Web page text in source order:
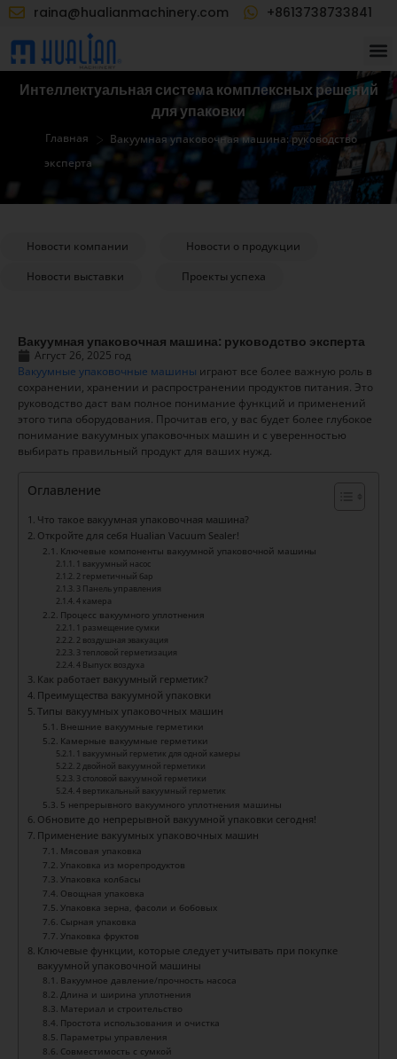
raina@hualianmachinery.com +8613738733841
Интеллектуальная система комплексных решений
для упаковки
Главная > Вакуумная упаковочная машина: руководство
эксперта
Новости компании
Новости о продукции
Новости выставки
Проекты успеха
Вакуумная упаковочная машина: руководство эксперта
Аггуст 26, 2025 год
Вакуумные упаковочные машины играют все более важную роль в
сохранении, хранении и распространении продуктов питания. Это
руководство даст вам полное понимание функций и применений
этого типа оборудования. Прочитав его, у вас будет более глубокое
понимание вакуумных упаковочных машин и с уверенностью
выбирать правильный продукт для ваших нужд.
Оглавление
Что такое вакуумная упаковочная машина?
Откройте для себя Hualian Vacuum Sealer!
Ключевые компоненты вакуумной упаковочной машины
1 вакуумный насос
2 герметичный бар
3 Панель управления
4 камера
Процесс вакуумного уплотнения
1 размещение сумки
2 воздушная эвакуация
3 тепловой герметизация
4 Выпуск воздуха
Как работает вакуумный герметик?
Преимущества вакуумной упаковки
Типы вакуумных упаковочных машин
Внешние вакуумные герметики
Камерные вакуумные герметики
1 вакуумный герметик для одной камеры
2 двойной вакуумной герметики
3 столовой вакуумной герметики
4 вертикальный вакуумный герметик
5 непрерывного вакуумного уплотнения машины
Обновите до непрерывной вакуумной упаковки сегодня!
Применение вакуумных упаковочных машин
Мясовая упаковка
Упаковка из морепродуктов
Упаковка колбасы
Овощная упаковка
Упаковка зерна, фасоли и бобовых
Сырная упаковка
Упаковка фруктов
Ключевые функции, которые следует учитывать при покупке
вакуумной упаковочной машины
Вакуумное давление/прочность насоса
Длина и ширина уплотнения
Материал и строительство
Простота использования и очистка
Параметры управления
Совместимость с сумкой